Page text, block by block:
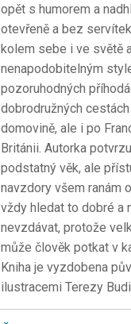
opět s humorem a
otevřeně a bez
kolem sebe i ve světě
nenapodobitelným
pozoruhodných
dobrodružných
domovině, ale i po
Británii. Autorka
podstatný věk, ale
navzdory všem ranám
vždy hledat to dobré a
nevzdávat, protože
může člověk potkat v
Kniha je vyzdobena
ilustracemi Terezy